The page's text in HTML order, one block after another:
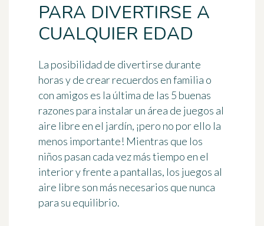
PARA DIVERTIRSE A
CUALQUIER EDAD
La posibilidad de divertirse durante
horasy de crear recuerdos en familia o
con amigos es la última de las 5 buenas
razones para instalar un área de juegos al
aire libre en el jardín, ¡pero no por ello la
menos importante! Mientras que los
niños pasan cada vez más tiempo en el
interior y frente a pantallas, los juegos al
aire libre son más necesarios que nunca
para su equilibrio.